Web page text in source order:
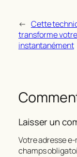
← Cette
transforme
instantanément
Laisser un
Votre adresse
champs